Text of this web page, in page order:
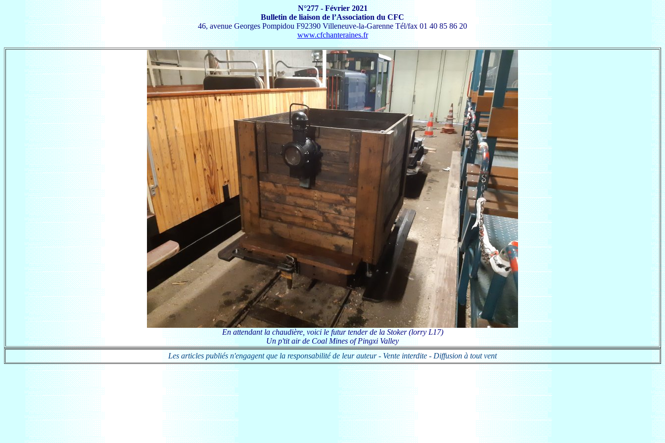
N°277 - Février 2021
Bulletin de liaison de l’Association du CFC
46, avenue Georges Pompidou F92390 Villeneuve-la-Garenne Tél/fax 01 40 85 86 20
www.cfchanteraines.fr
En attendant la chaudière, voici le futur tender de la Stoker (lorry L17)
Un p'tit air de Coal Mines of Pingxi Valley
Les articles publiés n'engagent que la responsabilité de leur auteur - Vente interdite - Diffusion à tout vent